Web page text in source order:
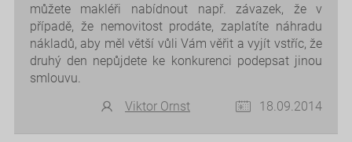
můžete makléři nabídnout např. závazek, že v
případě, že nemovitost prodáte, zaplatíte náhradu
nákladů, aby měl větší vůli Vám věřit a vyjít vstříc, že
druhý den nepůjdete ke konkurenci podepsat jinou
smlouvu.
Viktor Ornst
18.09.2014